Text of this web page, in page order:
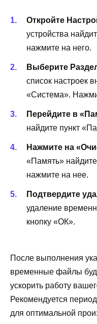
Откройте
устройства
нажмите на него.
Выберите
список настроек
«Система».
Перейдите в
найдите пункт
Нажмите на
«Память»
нажмите на нее.
Подтвердите
удаление
кнопку «ОК».
После выполнения
временные файлы
ускорить работу
Рекомендуется
для оптимальной